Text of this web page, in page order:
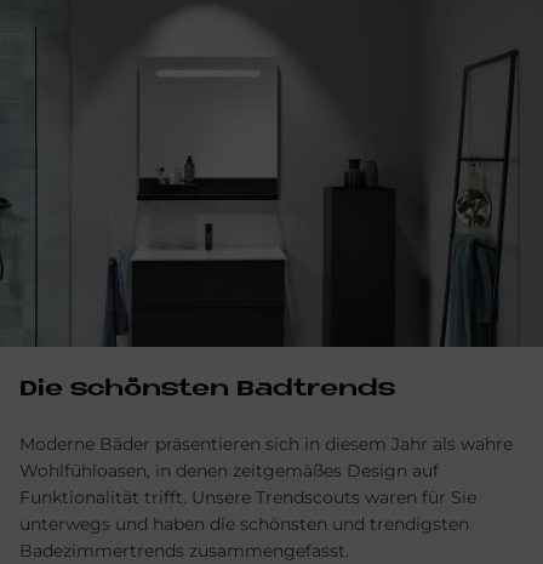
Die schönsten Badtrends
Moderne Bäder präsentieren sich in diesem Jahr als wahre
Wohlfühloasen, in denen zeitgemäßes Design auf
Funktionalität trifft. Unsere Trendscouts waren für Sie
unterwegs und haben die schönsten und trendigsten
Badezimmertrends zusammengefasst.